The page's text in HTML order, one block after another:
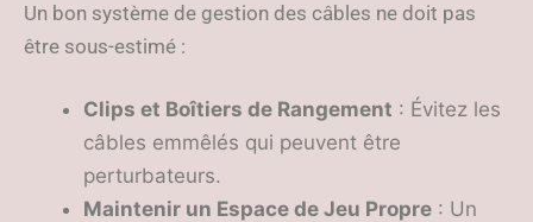
Un bon système de gestion des câbles ne doit pas
être sous-estimé :
Clips et Boîtiers de Rangement : Évitez les
câbles emmêlés qui peuvent être
perturbateurs.
Maintenir un Espace de Jeu Propre : Un